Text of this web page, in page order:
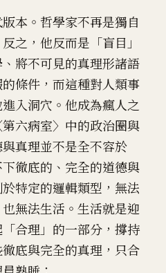
本。哲學家不再是獨自
之，他反而是「盲目」
將不可見的真理形諸語
條件，而這種對人類事
入洞穴。他成為瘋人之
六病室〉中的政治圈與
真理並不是全不容於
徹底的、完全的道德與
特定的邏輯類型，無法
無法生活。生活就是迎
合理」的一部分，撐持
底與完全的真理，只合